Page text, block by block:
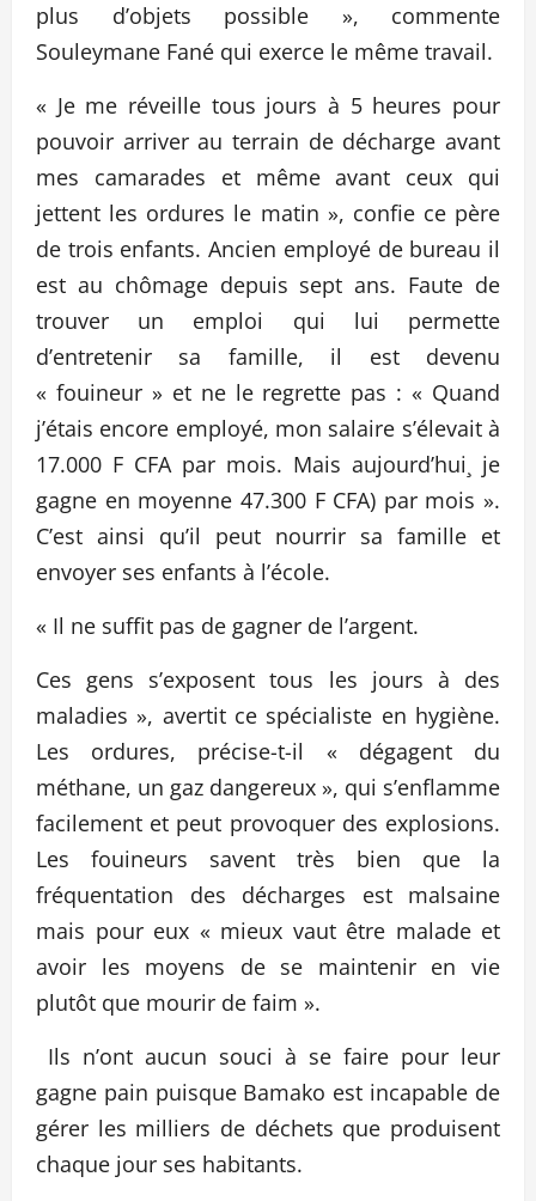
plus d’objets possible », commente
Souleymane Fané qui exerce le même travail.
« Je me réveille tous jours à 5 heures pour
pouvoir arriver au terrain de décharge avant
mes camarades et même avant ceux qui
jettent les ordures le matin », confie ce père
de trois enfants. Ancien employé de bureau il
est au chômage depuis sept ans. Faute de
trouver un emploi qui lui permette
d’entretenir sa famille, il est devenu
« fouineur » et ne le regrette pas : « Quand
j’étais encore employé, mon salaire s’élevait à
17.000 F CFA par mois. Mais aujourd’hui¸ je
gagne en moyenne 47.300 F CFA) par mois ».
C’est ainsi qu’il peut nourrir sa famille et
envoyer ses enfants à l’école.
« Il ne suffit pas de gagner de l’argent.
Ces gens s’exposent tous les jours à des
maladies », avertit ce spécialiste en hygiène.
Les ordures, précise-t-il « dégagent du
méthane, un gaz dangereux », qui s’enflamme
facilement et peut provoquer des explosions.
Les fouineurs savent très bien que la
fréquentation des décharges est malsaine
mais pour eux « mieux vaut être malade et
avoir les moyens de se maintenir en vie
plutôt que mourir de faim ».
Ils n’ont aucun souci à se faire pour leur
gagne pain puisque Bamako est incapable de
gérer les milliers de déchets que produisent
chaque jour ses habitants.